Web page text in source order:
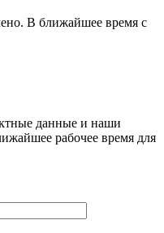
В ближайшее время с
данные и наши
рабочее время для